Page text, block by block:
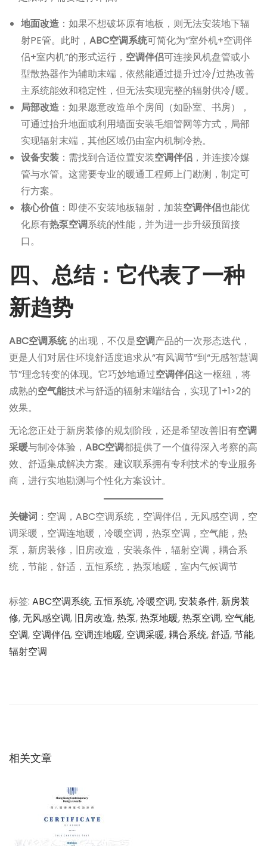
地面改造 ：如果不想破坏原有地板，则无法安装地下辐
射PE管。此时， ABC空调系统可简化为“室外机+空调伴
侣+室内机”的形式运行， 空调伴侣可连接风机盘管或小
型散热器作为辅助末端，依然能通过提升过冷/过热改善
主系统能效和稳定性，但无法实现完整的辐射供冷/暖。
局部改造 ：如果愿意改造单个房间（如卧室、书房），
可通过抬升地面或利用墙面安装毛细管网等方式，局部
实现辐射末端，其他区域仍由室内机制冷热。
设备安装 ：需找到合适位置安装空调伴侣 ，并连接冷媒
管与水管。这需要专业的暖通工程师上门勘测，制定可
行方案。
核心价值 ：即使不安装地板辐射，加装空调伴侣也能优
化原有热泵空调系统的性能，并为进一步升级预留接
口。
四、总结：它代表了一种
新趋势
ABC空调系统的出现，不仅是空调产品的一次形态迭代，
更是人们对居住环境舒适度追求从“有风调节”到“无感智慧调
节”理念转变的体现。它巧妙地通过空调伴侣这一枢纽，将
成熟的空气能技术与舒适的辐射末端结合，实现了1+1>2的
效果。
无论您正处于新房装修的规划阶段，还是希望改善旧有空调
采暖与制冷体验， ABC空调都提供了一个值得深入考察的高
效、舒适集成解决方案。建议联系拥有专利技术的专业服务
商，进行实地勘测与个性化方案设计。
关键词 ：空调，ABC空调系统，空调伴侣，无风感空调，空
调采暖，空调连地暖，冷暖空调，热泵空调，空气能，热
泵，新房装修，旧房改造，安装条件，辐射空调，耦合系
统，节能，舒适，五恒系统，热泵地暖，室内气候调节
标签: ABC空调系统,五恒系统,冷暖空调,安装条件,新房装
修,无风感空调, 旧房改造,热泵,热泵地暖,热泵空调, 空气能,
空调, 空调伴侣, 空调连地暖, 空调采暖,耦合系统,舒适,节能,
辐射空调
航
：
：
相关文章